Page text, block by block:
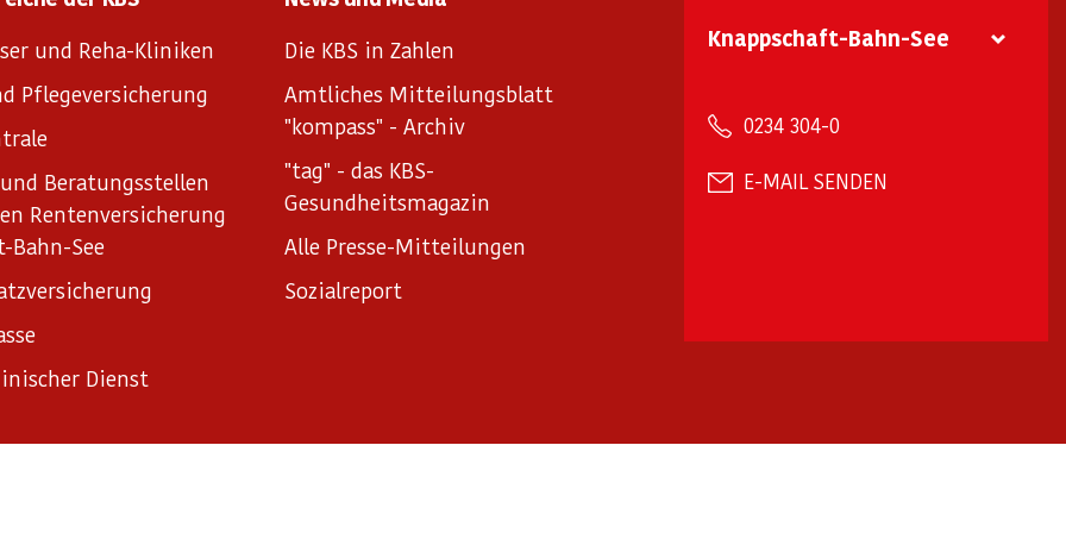
und Reha-Kliniken
Pflegeversicherung
Beratungsstellen
Rentenversicherung
Bahn-See
Dienst
Die KBS in Zahlen
Amtliches Mitteilungsblatt
"kompass" - Archiv
"tag" - das KBS-
Gesundheitsmagazin
Alle Presse-Mitteilungen
Sozialreport
Knappschaft-Bahn-See
0234 304-0
E-MAIL SENDEN